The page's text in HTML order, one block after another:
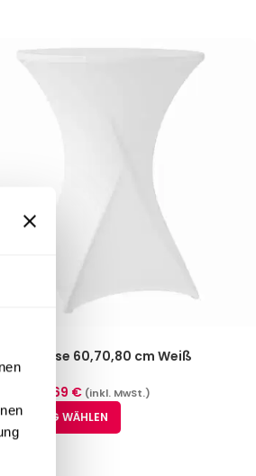
60,70,80 cm Weiß
29,69 € (inkl. MwSt.)
WÄHLEN